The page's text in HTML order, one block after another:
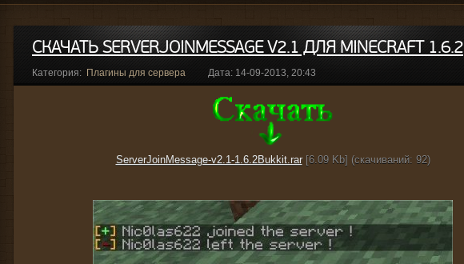
СКАЧАТЬ SERVERJOINMESSAGE V2.1 ДЛЯ MINECRAFT 1.6.2
Категория: Плагины для сервера Дата: 14-09-2013, 20:43
ServerJoinMessage-v2.1-1.6.2Bukkit.rar[6.09 Kb] (cкачиваний: 92)